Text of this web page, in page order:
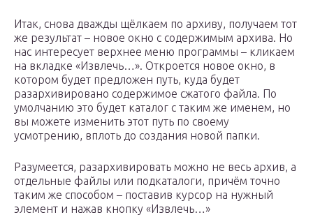
Итак, снова дважды щёлкаем по архиву, получаем тот
же результат – новое окно с содержимым архива. Но
нас интересует верхнее меню программы – кликаем
на вкладке «Извлечь…». Откроется новое окно, в
котором будет предложен путь, куда будет
разархивировано содержимое сжатого файла. По
умолчанию это будет каталог с таким же именем, но
вы можете изменить этот путь по своему
усмотрению, вплоть до создания новой папки.
Разумеется, разархивировать можно не весь архив, а
отдельные файлы или подкаталоги, причём точно
таким же способом – поставив курсор на нужный
элемент и нажав кнопку «Извлечь…»